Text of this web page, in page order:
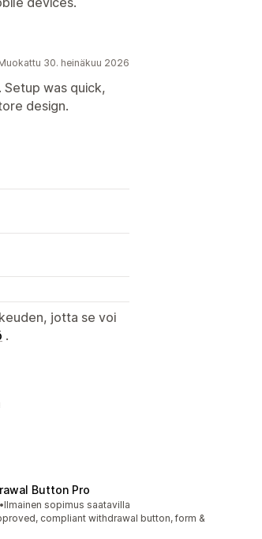
30. heinäkuu 2026
was quick,
design.
jotta se voi
.
Button Pro
yhteensä
•Ilmainen sopimus saatavilla
compliant withdrawal button, form &